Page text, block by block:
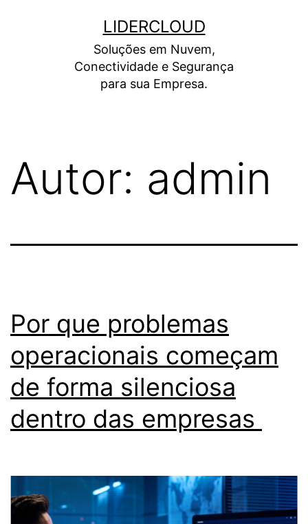
LIDERCLOUD
Soluções em Nuvem,
Conectividade e Segurança
para sua Empresa.
Autor: admin
Por que problemas
operacionais começam
de forma silenciosa
dentro das empresas